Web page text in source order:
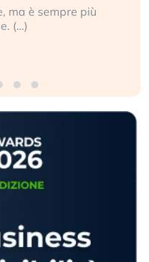
continuano a ignorare il